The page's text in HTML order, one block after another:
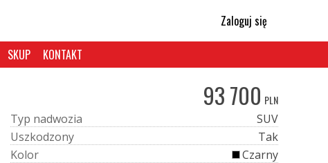
Zaloguj się
SKUP KONTAKT
93 700 PLN
Typ nadwozia
SUV
Uszkodzony
Tak
Kolor
Czarny